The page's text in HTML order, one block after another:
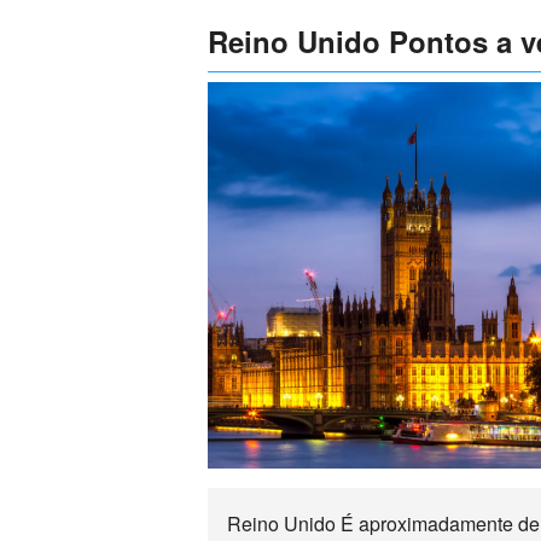
Reino Unido Pontos a
Reino Unido É aproximadamente